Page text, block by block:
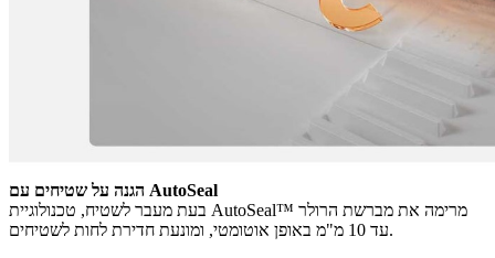
הגנה על שטיחים עם AutoSeal
בעת מעבר לשטיח, טכנולוגיית AutoSeal™ מרימה את מברשת הרולר
עד 10 מ"מ באופן אוטומטי, ומונעת חדירת לחות לשטיחים.